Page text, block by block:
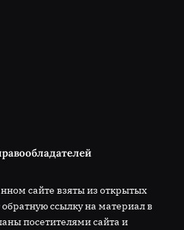
сайте взяты из открытых
ссылку на материал в
посетителями сайта и